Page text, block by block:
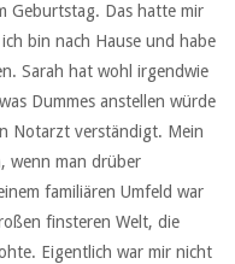
Geburtstag. Das hatte mir
bin nach Hause und habe
Sarah hat wohl irgendwie
Dummes anstellen würde
Notarzt verständigt. Mein
wenn man drüber
familiären Umfeld war
finsteren Welt, die
Eigentlich war mir nicht